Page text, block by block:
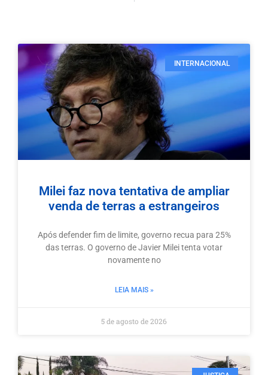
INTERNACIONAL
Milei faz nova tentativa de ampliar
venda de terras a estrangeiros
Após defender fim de limite, governo recua para 25%
das terras. O governo de Javier Milei tenta votar
novamente no
LEIA MAIS »
5 de agosto de 2026